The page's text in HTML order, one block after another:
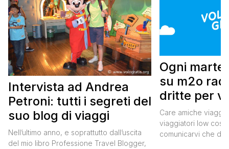
Intervista ad Andrea
Petroni: tutti i segreti del
suo blog di viaggi
Nell’ultimo anno, e soprattutto dall’uscita
del mio libro Professione Travel Blogger,
Ogni
su m2o
dritte per
cost
Care amiche
viaggiatori low
comunicarvi che da